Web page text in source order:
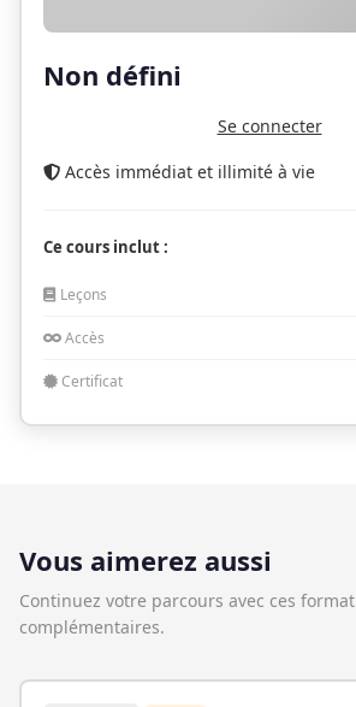
Non défini
Se connecter
Accès immédiat et illimité à vie
Ce cours inclut :
Leçons
Accès
Certificat
Vous aimerez aussi
Continuez votre parcours avec ces
complémentaires.